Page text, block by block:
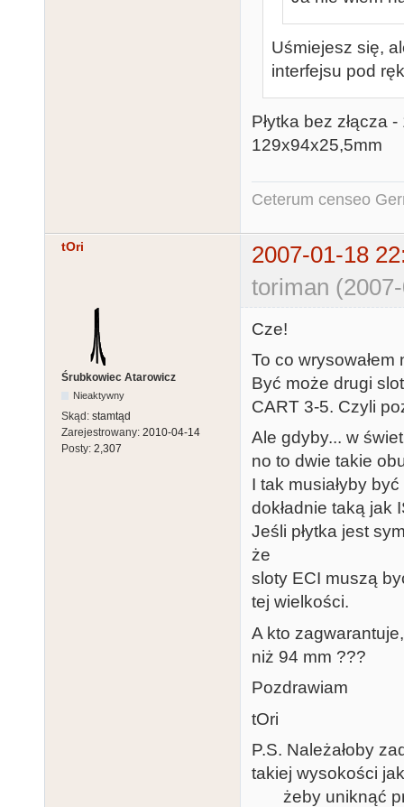
Uśmiejesz się,
interfejsu pod
Płytka bez złącza
129x94x25,5mm
Ceterum censeo
tOri
2007-01-18
toriman
Śrubkowiec Atarowicz
Nieaktywny
Skąd: stamtąd
Zarejestrowany: 2010-04-14
Posty: 2,307
Cze!
To co
Być może drugi
CART 3-5. Czyli
Ale gdyby... w
no to dwie takie
I tak musiałyby
dokładnie taką jak
Jeśli płytka jest
że
sloty ECI muszą
tej wielkości.
A kto
niż 94 mm ???
Pozdrawiam
tOri
P.S. Należałoby
takiej wysokości
żeby uniknąć